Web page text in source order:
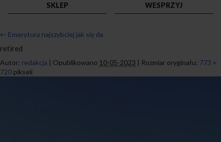
SKLEP
WESPRZYJ
← Emerytura najszybciej jak się da
retired
Autor: redakcja | Opublikowano 10-05-2023 | Rozmiar oryginału: 773 ×
720 pikseli